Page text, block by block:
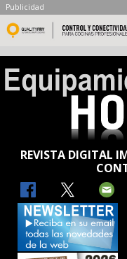
Publicidad
REVISTA DIGITAL